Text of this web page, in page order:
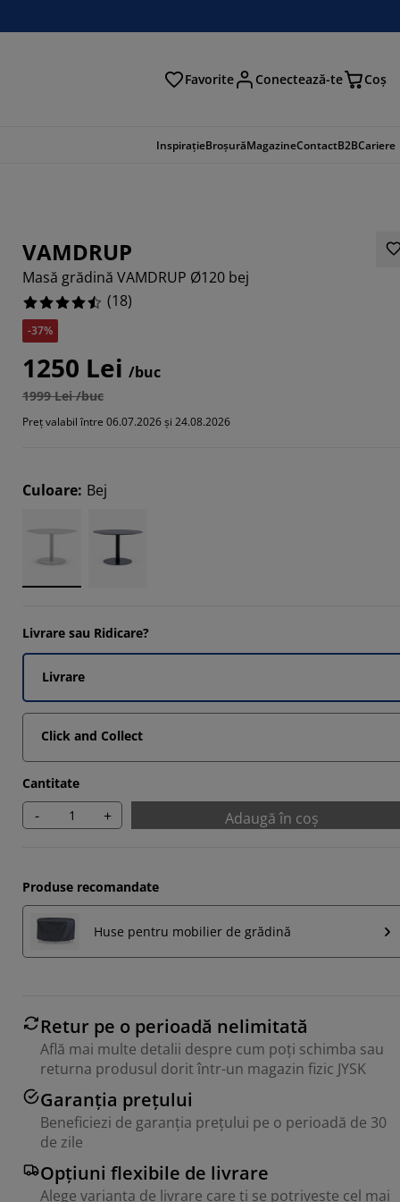
Favorite Conectează-te Coş
InspirațieBroșurăMagazineContactB2BCariere
VAMDRUP
Masă grădină VAMDRUP Ø120 bej
(18)
-37%
1250 Lei /buc
1999 Lei /buc
Preț valabil între 06.07.2026 și 24.08.2026
Culoare: Bej
Livrare sau Ridicare?
Livrare
Click and Collect
Cantitate
- + Adaugă în coș
Produse recomandate
Huse pentru mobilier de grădină
Retur pe o perioadă nelimitată
Află mai multe detalii despre cum poți schimba sau
returna produsul dorit într-un magazin fizic JYSK
Garanția prețului
Beneficiezi de garanția prețului pe o perioadă de 30
de zile
Opțiuni flexibile de livrare
Alege varianta de livrare care ți se potrivește cel mai